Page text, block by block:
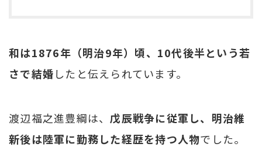
和は1876年（明治9年）頃、10代後半という若
さで結婚したと伝えられています。
渡辺福之進豊綱は、 戊辰戦争に従軍し、明治維
新後は陸軍に勤務した経歴を持つ人物でした。